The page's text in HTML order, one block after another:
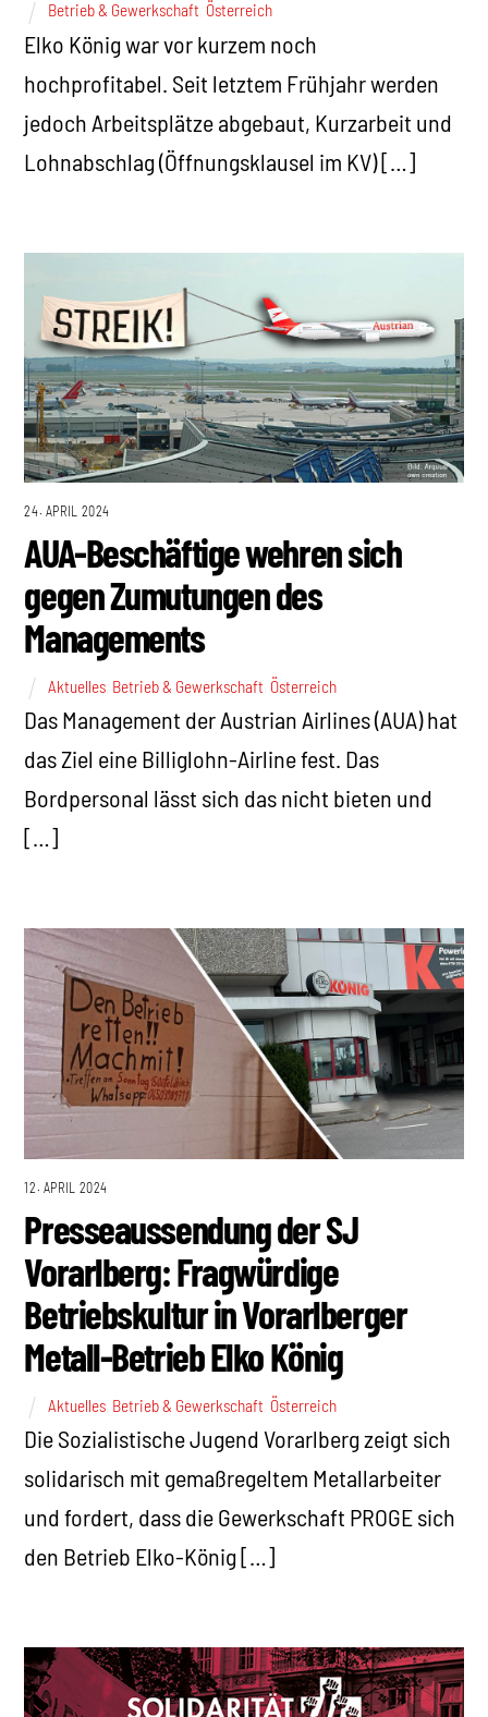
Betrieb & Gewerkschaft Österreich
Elko König war vor kurzem noch
hochprofitabel. Seit letztem Frühjahr werden
jedoch Arbeitsplätze abgebaut, Kurzarbeit und
Lohnabschlag (Öffnungsklausel im KV) […]
24. APRIL 2024
AUA-Beschäftige wehren sich
gegen Zumutungen des
Managements
Aktuelles Betrieb & Gewerkschaft Österreich
Das Management der Austrian Airlines (AUA) hat
das Ziel eine Billiglohn-Airline fest. Das
Bordpersonal lässt sich das nicht bieten und
[…]
12. APRIL 2024
Presseaussendung der SJ
Vorarlberg: Fragwürdige
Betriebskultur in Vorarlberger
Metall-Betrieb Elko König
Aktuelles Betrieb & Gewerkschaft Österreich
Die Sozialistische Jugend Vorarlberg zeigt sich
solidarisch mit gemaßregeltem Metallarbeiter
und fordert, dass die Gewerkschaft PROGE sich
den Betrieb Elko-König […]